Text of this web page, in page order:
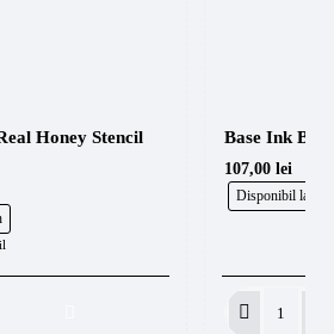
Honey Stencil
Base Ink
Disponibil la
107,00 lei
Base